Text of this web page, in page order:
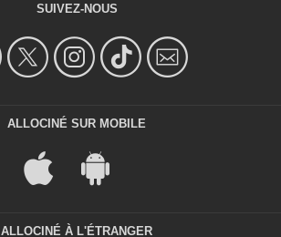
SUIVEZ-NOUS
ALLOCINÉ SUR MOBILE
ALLOCINÉ À L'ÉTRANGER